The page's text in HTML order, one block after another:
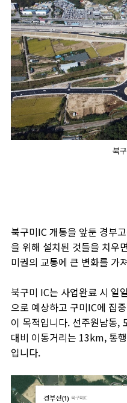
북
북구미IC 개통을 앞둔 경부
을 위해 설치된 것들을 치우
미권의 교통에 큰 변화를 가
북구미 IC는 사업완료 시 일
으로 예상하고 구미IC에 집
이 목적입니다. 선주원남동,
대비 이동거리는 13km, 통
입니다.